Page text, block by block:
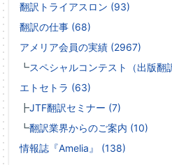
翻訳トライアスロン (93)
翻訳の仕事 (68)
アメリア会員の実績 (2967)
┗スペシャルコンテスト（出版翻
エトセトラ (63)
┣JTF翻訳セミナー (7)
┗翻訳業界からのご案内 (10)
情報誌『Amelia』 (138)